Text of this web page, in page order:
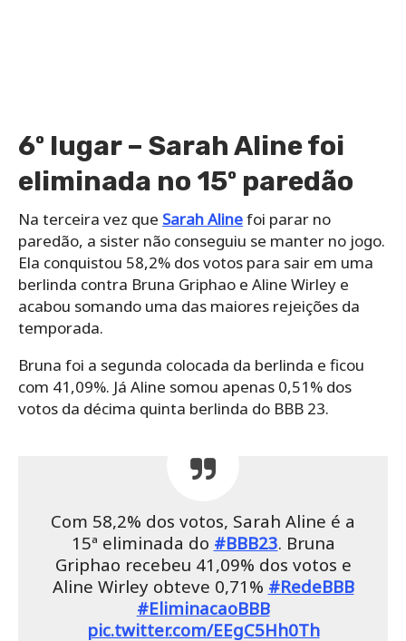
6º lugar – Sarah Aline foi
eliminada no 15º paredão
Na terceira vez que Sarah Alinefoi parar no
paredão, a sister não conseguiu se manter no jogo.
Ela conquistou 58,2% dos votos para sair em uma
berlinda contra Bruna Griphao e Aline Wirley e
acabou somando uma das maiores rejeições da
temporada.
Bruna foi a segunda colocada da berlinda e ficou
com 41,09%. Já Aline somou apenas 0,51% dos
votos da décima quinta berlinda do BBB 23.
Com 58,2% dos votos, Sarah Aline é a
15ª eliminada do #BBB23. Bruna
Griphao recebeu 41,09% dos votos e
Aline Wirley obteve 0,71% #RedeBBB
#EliminacaoBBB
pic.twitter.com/EEgC5Hh0Th